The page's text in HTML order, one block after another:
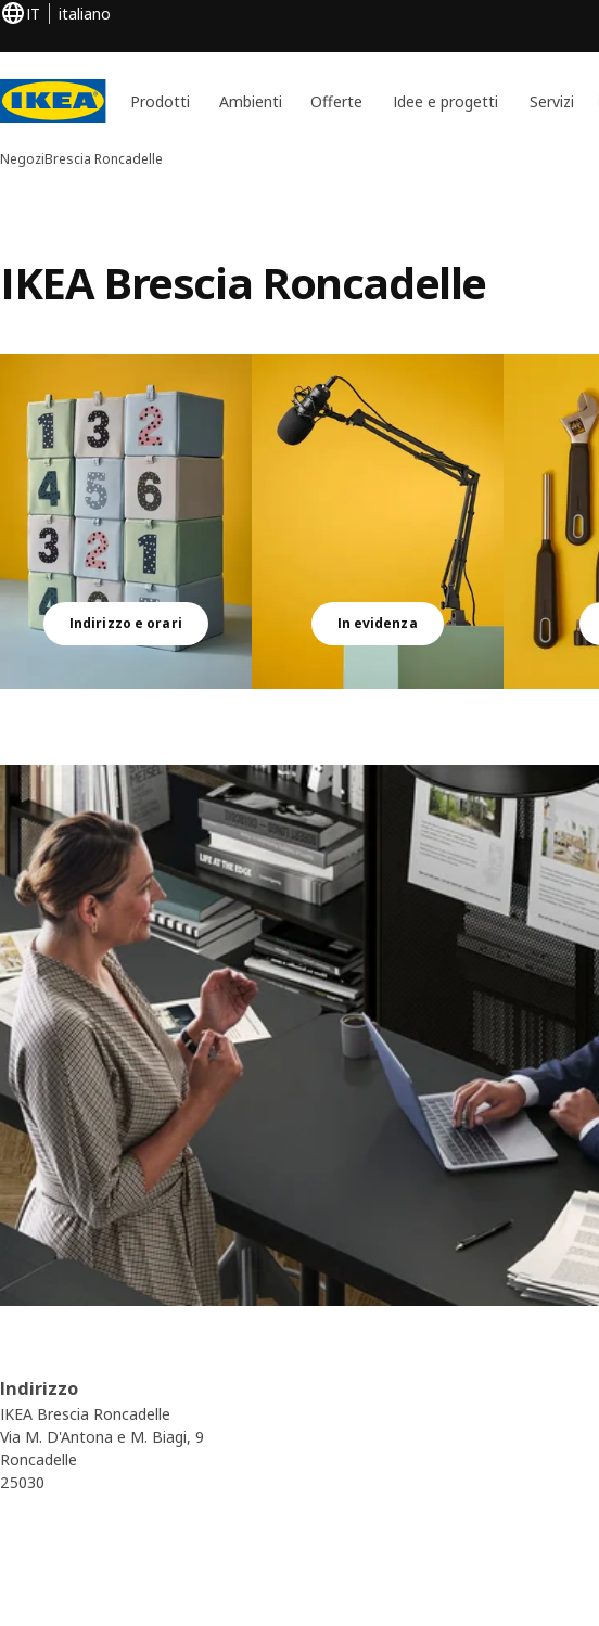
IT italiano
Prodotti Ambienti Offerte Idee e progetti Servizi
NegoziBrescia Roncadelle
IKEA Brescia Roncadelle
Indirizzo e orari In evidenza
Indirizzo
IKEA Brescia Roncadelle
Via M. D'Antona e M. Biagi, 9
Roncadelle
25030